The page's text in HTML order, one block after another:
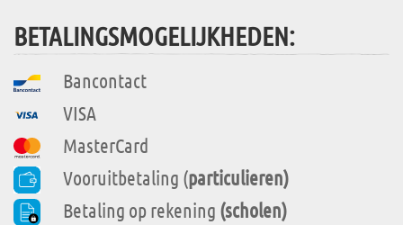
BETALINGSMOGELIJKHEDEN:
Bancontact
VISA
MasterCard
Vooruitbetaling (particulieren)
Betaling op rekening (scholen)